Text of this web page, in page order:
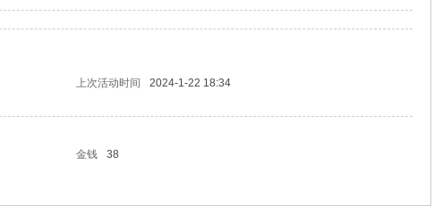
上次活动时间
2024-1-22 18:34
金钱
38